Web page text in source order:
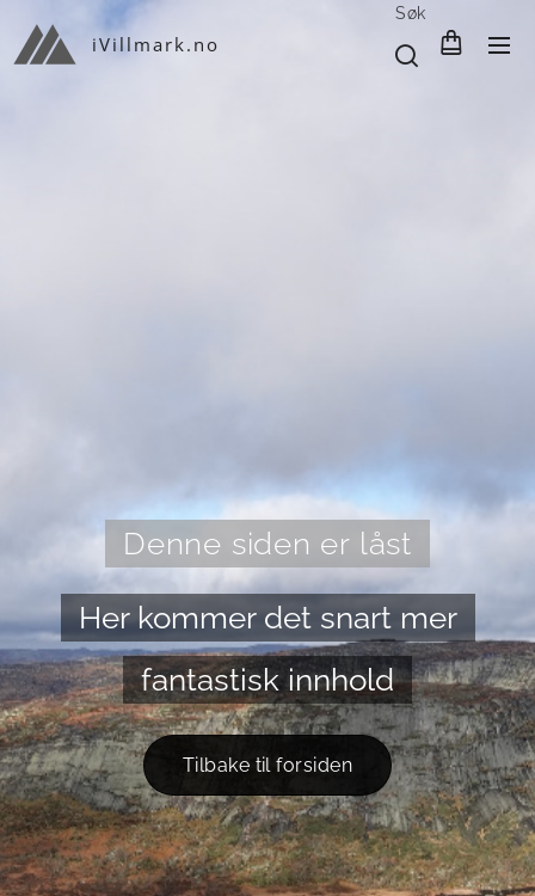
iVillmark.no
Søk
Denne siden er låst
Her kommer det snart mer
fantastisk innhold
Tilbake til forsiden